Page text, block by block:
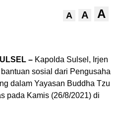
A A A
– Kapolda Sulsel, Irjen
sosial dari Pengusaha
dalam Yayasan Buddha Tzu
pada Kamis (26/8/2021) di